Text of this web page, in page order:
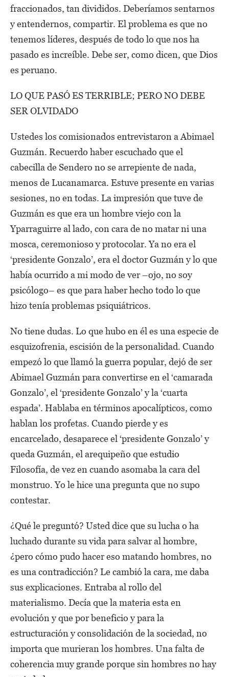
fraccionados, tan divididos. Deberíamos sentarnos
y entendernos, compartir. El problema es que no
tenemos líderes, después de todo lo que nos ha
pasado es increíble. Debe ser, como dicen, que Dios
es peruano.
LO QUE PASÓ ES TERRIBLE; PERO NO DEBE
SER OLVIDADO
Ustedes los comisionados entrevistaron a Abimael
Guzmán. Recuerdo haber escuchado que el
cabecilla de Sendero no se arrepiente de nada,
menos de Lucanamarca. Estuve presente en varias
sesiones, no en todas. La impresión que tuve de
Guzmán es que era un hombre viejo con la
Yparraguirre al lado, con cara de no matar ni una
mosca, ceremonioso y protocolar. Ya no era el
‘presidente Gonzalo’, era el doctor Guzmán y lo que
había ocurrido a mi modo de ver –ojo, no soy
psicólogo– es que para haber hecho todo lo que
hizo tenía problemas psiquiátricos.
No tiene dudas. Lo que hubo en él es una especie de
esquizofrenia, escisión de la personalidad. Cuando
empezó lo que llamó la guerra popular, dejó de ser
Abimael Guzmán para convertirse en el ‘camarada
Gonzalo’, el ‘presidente Gonzalo’ y la ‘cuarta
espada’. Hablaba en términos apocalípticos, como
hablan los profetas. Cuando pierde y es
encarcelado, desaparece el ‘presidente Gonzalo’ y
queda Guzmán, el arequipeño que estudio
Filosofía, de vez en cuando asomaba la cara del
monstruo. Yo le hice una pregunta que no supo
contestar.
¿Qué le preguntó? Usted dice que su lucha o ha
luchado durante su vida para salvar al hombre,
¿pero cómo pudo hacer eso matando hombres, no
es una contradicción? Le cambió la cara, me daba
sus explicaciones. Entraba al rollo del
materialismo. Decía que la materia esta en
evolución y que por beneficio y para la
estructuración y consolidación de la sociedad, no
importa que murieran los hombres. Una falta de
coherencia muy grande porque sin hombres no hay